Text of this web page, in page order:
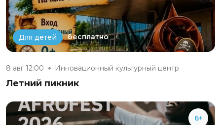
Для детей бесплатно
8 авг 12:00 Инновационный культурный центр
Летний пикник
6+